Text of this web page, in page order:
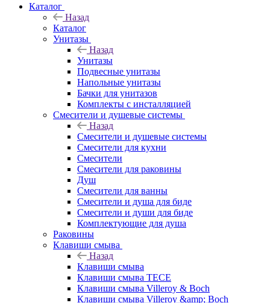
Каталог
Назад
Каталог
Унитазы
Назад
Унитазы
Подвесные унитазы
Напольные унитазы
Бачки для унитазов
Комплекты с инсталляцией
Смесители и душевые системы
Назад
Смесители и душевые системы
Смесители для кухни
Смесители
Смесители для раковины
Душ
Смесители для ванны
Смесители и душа для биде
Смесители и души для биде
Комплектующие для душа
Раковины
Клавиши смыва
Назад
Клавиши смыва
Клавиши смыва TECE
Клавиши смыва Villeroy & Boch
Клавиши смыва Villeroy &amp; Boch